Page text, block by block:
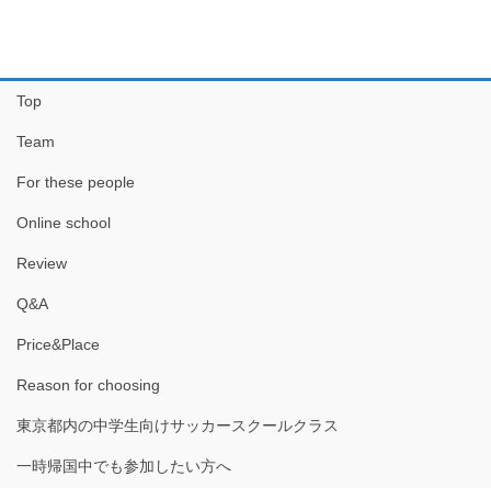
Top
Team
For these people
Online school
Review
Q&A
Price&Place
Reason for choosing
東京都内の中学生向けサッカースクールクラス
一時帰国中でも参加したい方へ